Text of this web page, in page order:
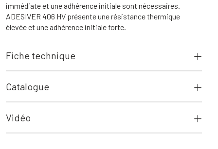
immédiate et une adhérence initiale sont nécessaires.
ADESIVER 406 HV présente une résistance thermique
élevée et une adhérence initiale forte.
Fiche technique
Catalogue
Vidéo